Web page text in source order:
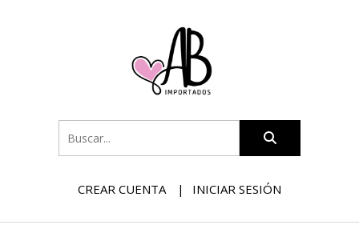
CREAR CUENTA INICIAR SESIÓN